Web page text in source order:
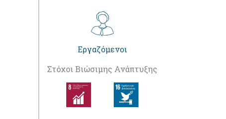
Εργαζόμενοι
Στόχοι Βιώσιμης Ανάπτυξης